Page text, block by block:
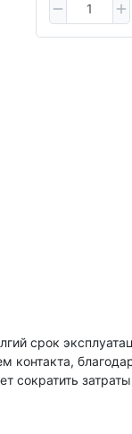
срок
контакта,
сократить